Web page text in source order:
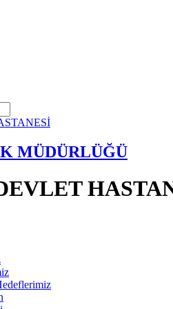
MÜDÜRLÜĞÜ